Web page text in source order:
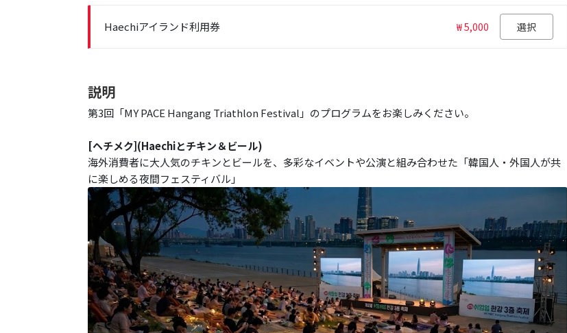
Haechiアイランド利用券 ₩ 5,000 選択
説明
第3回「MY PACE Hangang Triathlon Festival」のプログラムをお楽しみください。
[ヘチメク](Haechiとチキン＆ビール)
海外消費者に大人気のチキンとビールを、多彩なイベントや公演と組み合わせた「韓国人・外国人が共
に楽しめる夜間フェスティバル」